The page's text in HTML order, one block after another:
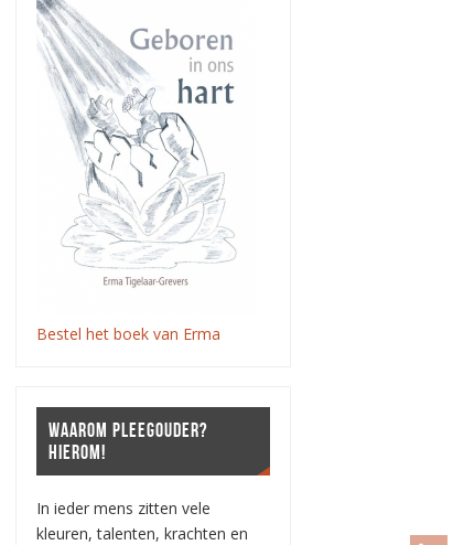
Bestel het boek van Erma
WAAROM PLEEGOUDER?
HIEROM!
In ieder mens zitten vele
kleuren, talenten, krachten en